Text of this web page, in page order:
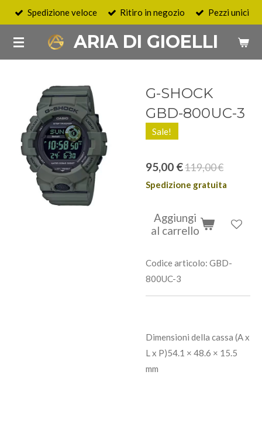
Vai
contenuto
principale
ARIA DI GIOELLI
Spedizione veloce Ritiro in negozio Pezzi unici
G-SHOCK
GBD-800UC-3
Sale!
95,00 €119,00 €
Spedizione gratuita
Aggiungi
al carrello
Codice articolo: GBD-
800UC-3
Dimensioni della cassa (A x
L x P)54.1 × 48.6 × 15.5
mm